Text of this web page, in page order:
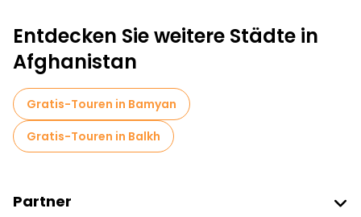
Lokale Verkostungstouren in Kabul
Kostenlose Tagesausflüge in Kabul
Fahrradtouren in Kabul
Kostenlose Führungen in der Nähe Babur Garden
Entdecken Sie weitere Städte in
Afghanistan
Gratis-Touren in Bamyan
Gratis-Touren in Balkh
Partner